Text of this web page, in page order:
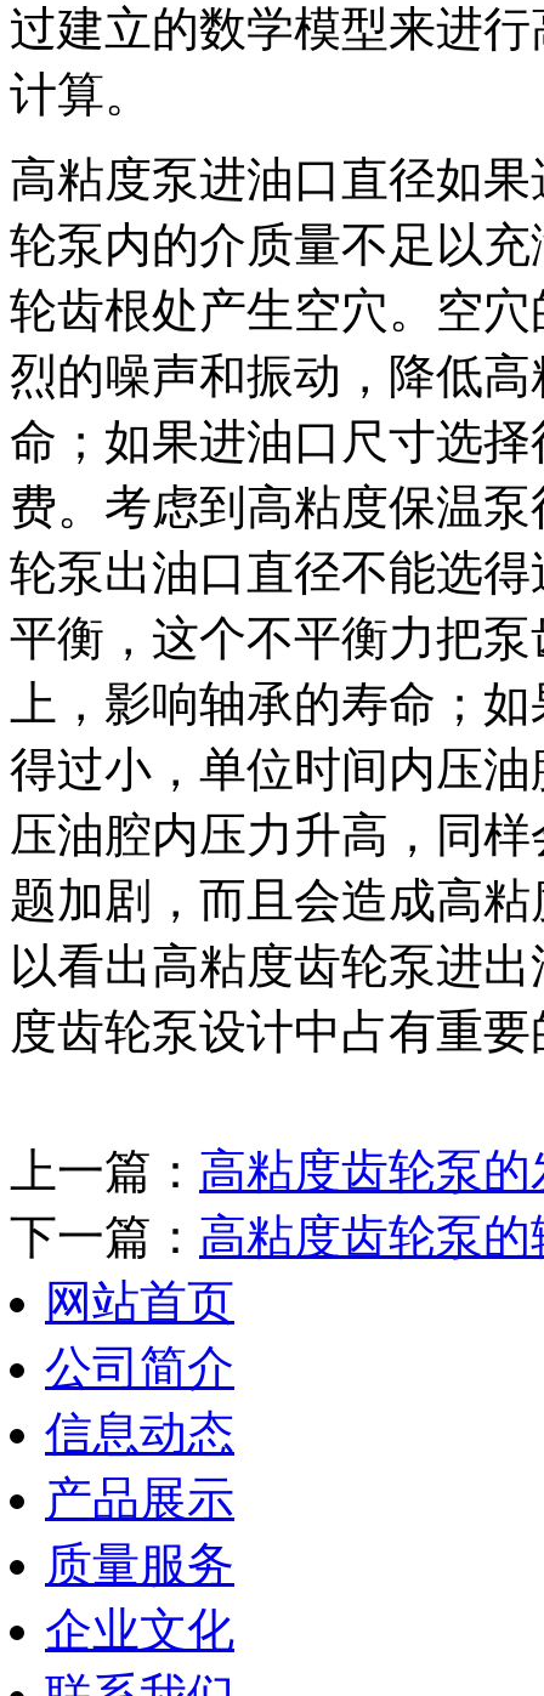
过建立的数学模型来进
计算。
高粘度泵进油口直径如
轮泵内的介质量不足以
轮齿根处产生空穴。空
烈的噪声和振动，降低
命；如果进油口尺寸选
费。考虑到高粘度保温
轮泵出油口直径不能选
平衡，这个不平衡力把
上，影响轴承的寿命；
得过小，单位时间内压
压油腔内压力升高，同
题加剧，而且会造成高
以看出高粘度齿轮泵进
度齿轮泵设计中占有重
上一篇： 高粘度齿轮泵
下一篇： 高粘度齿轮泵
网站首页
公司简介
信息动态
产品展示
质量服务
企业文化